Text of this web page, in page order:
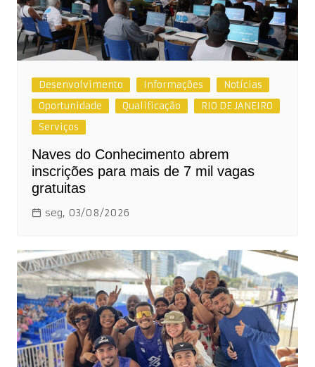
Desenvolvimento Informações
Notícias
Oportunidade
Qualificação
RIO DE JANEIRO
Serviços
Naves do Conhecimento abrem
inscrições para mais de 7 mil vagas
gratuitas
seg, 03/08/2026